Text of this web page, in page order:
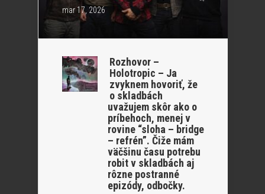
mar 17, 2026
Rozhovor –
Holotropic – Ja
zvyknem hovoriť, že
o skladbách
uvažujem skôr ako o
príbehoch, menej v
rovine “sloha – bridge
– refrén”. Čiže mám
väčšinu času potrebu
robit v skladbách aj
rôzne postranné
epizódy, odbočky.